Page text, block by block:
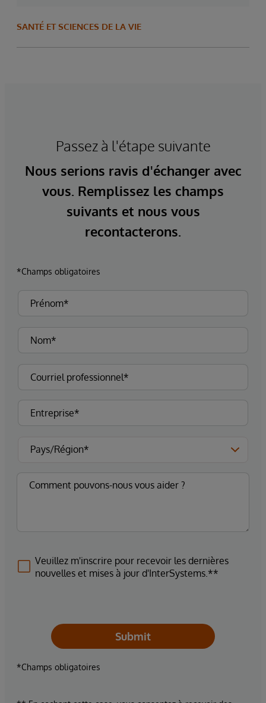
SANTÉ ET SCIENCES DE LA VIE
Passez à l'étape suivante
Nous serions ravis d'échanger avec
vous. Remplissez les champs
suivants et nous vous
recontacterons.
*Champs obligatoires
Veuillez m'inscrire pour recevoir les dernières
nouvelles et mises à jour d'InterSystems.**
Submit
*Champs obligatoires